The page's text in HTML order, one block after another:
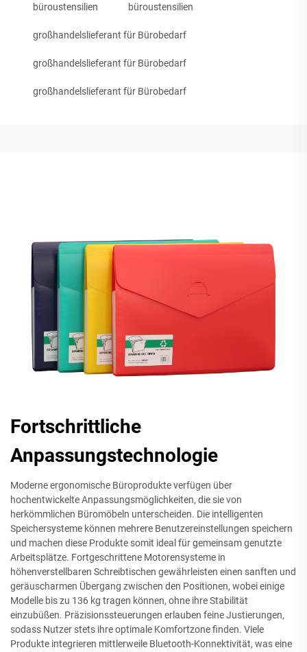
büroustensilien büroustensilien
großhandelslieferant für Bürobedarf
großhandelslieferant für Bürobedarf
großhandelslieferant für Bürobedarf
Fortschrittliche
Anpassungstechnologie
Moderne ergonomische Büroprodukte verfügen über
hochentwickelte Anpassungsmöglichkeiten, die sie von
herkömmlichen Büromöbeln unterscheiden. Die intelligenten
Speichersysteme können mehrere Benutzereinstellungen speichern
und machen diese Produkte somit ideal für gemeinsam genutzte
Arbeitsplätze. Fortgeschrittene Motorensysteme in
höhenverstellbaren Schreibtischen gewährleisten einen sanften und
geräuscharmen Übergang zwischen den Positionen, wobei einige
Modelle bis zu 136 kg tragen können, ohne ihre Stabilität
einzubüßen. Präzisionssteuerungen erlauben feine Justierungen,
sodass Nutzer stets ihre optimale Komfortzone finden. Viele
Produkte integrieren mittlerweile Bluetooth-Konnektivität, was eine